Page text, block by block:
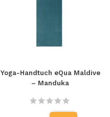
Yoga-Handtuch eQua Maldive
– Manduka